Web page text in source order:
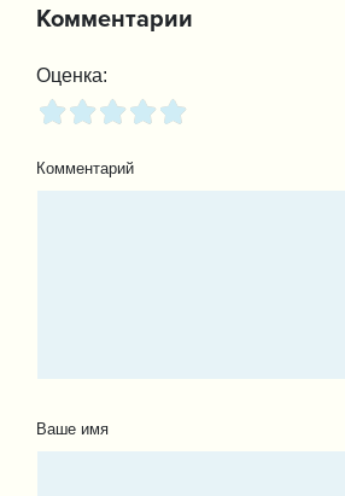
Комментарии
Оценка:
Комментарий
Ваше имя